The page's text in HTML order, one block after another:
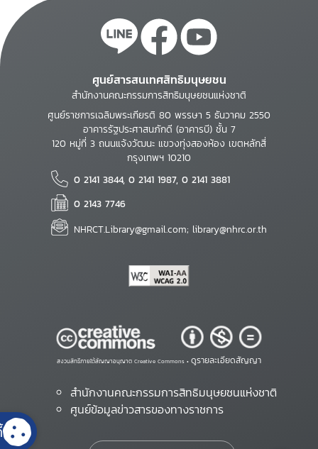
ศูนย์สารสนเทศสิทธิมนุษยชน
สำนักงานคณะกรรมการสิทธิมนุษยชนแห่งชาติ
ศูนย์ราชการเฉลิมพระเกียรติ 80 พรรษา 5 ธันวาคม 2550
อาคารรัฐประศาสนภักดี (อาคารบี) ชั้น 7
120 หมู่ที่ 3 ถนนแจ้งวัฒนะ แขวงทุ่งสองห้อง เขตหลักสี่
กรุงเทพฯ 10210
0 2141 3844, 0 2141 1987, 0 2141 3881
0 2143 7746
NHRCT.Library@gmail.com; library@nhrc.or.th
สงวนสิทธิ์ภายใต้สัญญาอนุญาต Creative Commons • ดูรายละเอียดสัญญา
สำนักงานคณะกรรมการสิทธิมนุษยชนแห่งชาติ
ศูนย์ข้อมูลข่าวสารของทางราชการ